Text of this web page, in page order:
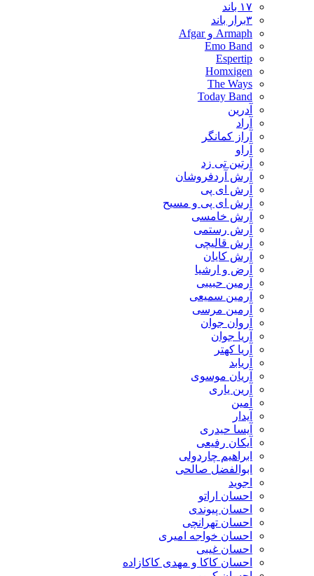
۱۷ باند
۳برار باند
Armaph و Afgar
Emo Band
Espertip
Homxigen
The Ways
Today Band
آدرین
آراد
آراز کمانگر
آراو
آرتین تی زد
آرش آردفروشان
آرش ای پی
آرش ای پی و مسیح
آرش خامسی
آرش رستمی
آرش قالیچی
آرش کایان
​آرض و ارشیا
آرمین حبیبی
آرمین سمیعی
آرمین مرسی
آروان جوان
آریا جوان
آریا کهتر
آریابد
آریان موسوی
آرین یاری
آمین
آیدار
آیسا حیدری
آیکان رفیعی
ابراهیم چاردولی
ابوالفضل صالحی
اجوید
احسان اراتو
احسان پیوندی
احسان تهرانچی
احسان خواجه امیری
احسان غیبی
احسان کاکا و مهدی کاکازاده